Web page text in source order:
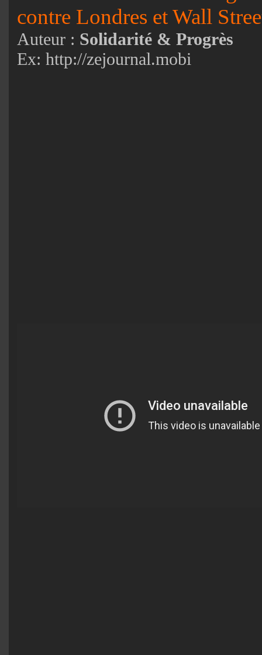
contre Londres et Wall
Auteur : Solidarité & Progrès
Ex: http://zejournal.mobi